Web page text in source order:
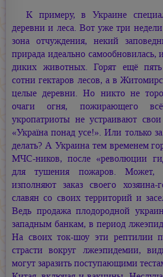
К примеру, в Украине
деревни и леса. Вот уже три
зона отчуждения, некий
прирада идеально самообновилась,
диких животных. Горят ещё
сотни гектаров лесов, а в
целые деревни. Но никто не
очаги огня, пожирающего
укропатриоты не устраивают
«Україна понад усе!». Или только
делать? А Украина тем временем
МЧС-ников, после «революции
для тушения пожаров. Может,
изполняют заказ своего
славян со своих территорий и
Ведь продажа плодородной
западным банкам, в период
На своих ток-шоу эти рептилии
страсти вокруг лжеэпидемии,
могут заразить поступающими